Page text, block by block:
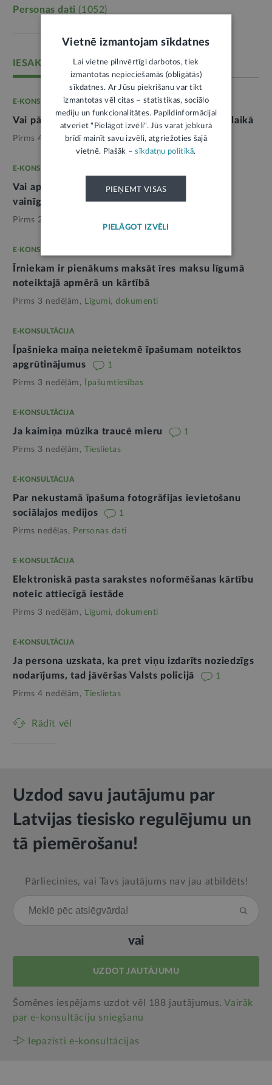
Personas dati (1052)
IESAKĀM
E-KONSULTĀCIJA
Vai pārģērbšanās darba apģērbā ietilpst darba laikā
Pirms 4 nedēļām, Darba tiesības
E-KONSULTĀCIJA
Vai apdrošinātājs var piedzīt zaudējumus no
vainīgās personas
2
Pirms 2 nedēļām,
E-KONSULTĀCIJA
Īrniekam ir pienākums maksāt īres maksu līgumā
noteiktajā apmērā un kārtībā
Pirms 3 nedēļām, Līgumi, dokumenti
E-KONSULTĀCIJA
Īpašnieka maiņa neietekmē īpašumam noteiktos
apgrūtinājumus
1
Pirms 3 nedēļām, Īpašumtiesības
E-KONSULTĀCIJA
Ja kaimiņa mūzika traucē mieru 1
Pirms 3 nedēļām, Tieslietas
E-KONSULTĀCIJA
Par nekustamā īpašuma fotogrāfijas ievietošanu
sociālajos medijos
1
Pirms nedēļas, Personas dati
E-KONSULTĀCIJA
Elektroniskā pasta sarakstes noformēšanas kārtību
noteic attiecīgā iestāde
Pirms 3 nedēļām, Līgumi, dokumenti
E-KONSULTĀCIJA
Ja persona uzskata, ka pret viņu izdarīts noziedzīgs
nodarījums, tad jāvēršas Valsts policijā
1
Pirms 4 nedēļām, Tieslietas
Rādīt vēl
Uzdod savu jautājumu par
Latvijas tiesisko regulējumu un
tā piemērošanu!
Pārliecinies, vai Tavs jautājums nav jau atbildēts!
vai
UZDOT JAUTĀJUMU
Šomēnes iespējams uzdot vēl 188 jautājumus.Vairāk
par e‑konsultāciju sniegšanu
Iepazīsti e-konsultācijas
Vietnē izmantojam sīkdatnes
Lai vietne pilnvērtīgi darbotos, tiek
izmantotas nepieciešamās (obligātās)
sīkdatnes. Ar Jūsu piekrišanu var tikt
izmantotas vēl citas – statistikas, sociālo
mediju un funkcionalitātes. Papildinformācijai
atveriet "Pielāgot izvēli". Jūs varat jebkurā
brīdī mainīt savu izvēli, atgriežoties šajā
vietnē. Plašāk –sīkdatņu politikā.
PIEŅEMT VISAS
PIELĀGOT IZVĒLI